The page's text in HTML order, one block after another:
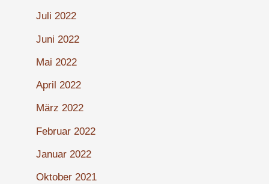
Juli 2022
Juni 2022
Mai 2022
April 2022
März 2022
Februar 2022
Januar 2022
Oktober 2021